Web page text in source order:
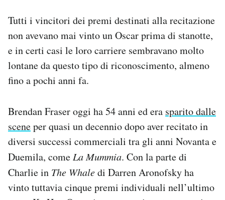
Tutti i vincitori dei premi destinati alla recitazione
non avevano mai vinto un Oscar prima di stanotte,
e in certi casi le loro carriere sembravano molto
lontane da questo tipo di riconoscimento, almeno
fino a pochi anni fa.
Brendan Fraser oggi ha 54 anni ed era sparito dalle
sceneper quasi un decennio dopo aver recitato in
diversi successi commerciali tra gli anni Novanta e
Duemila, come La Mummia. Con la parte di
Charlie in The Whaledi Darren Aronofsky ha
vinto tuttavia cinque premi individuali nell’ultimo